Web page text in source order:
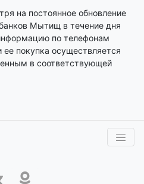
на постоянное обновление
Мытищ в течение дня
по телефонам
покупка осуществляется
в соответствующей